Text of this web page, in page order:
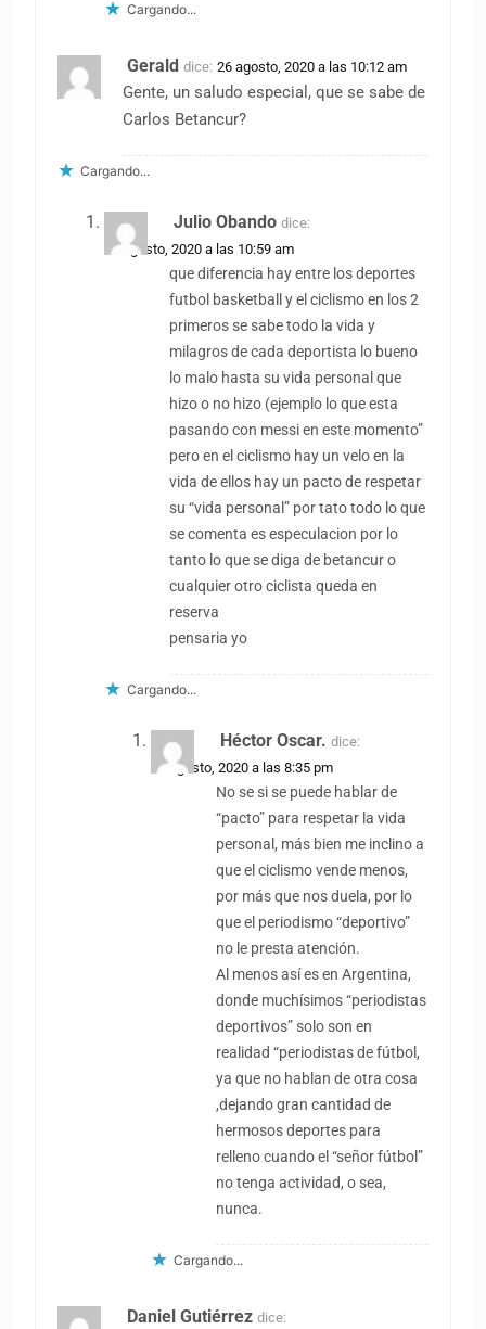
Cargando...
Gerald dice: 26 agosto, 2020 a las 10:12 am
Gente, un saludo especial, que se sabe de
Carlos Betancur?
Cargando...
Julio Obando dice:
26 agosto, 2020 a las 10:59 am
que diferencia hay entre los deportes
futbol basketball y el ciclismo en los 2
primeros se sabe todo la vida y
milagros de cada deportista lo bueno
lo malo hasta su vida personal que
hizo o no hizo (ejemplo lo que esta
pasando con messi en este momento”
pero en el ciclismo hay un velo en la
vida de ellos hay un pacto de respetar
su “vida personal” por tato todo lo que
se comenta es especulacion por lo
tanto lo que se diga de betancur o
cualquier otro ciclista queda en
reserva
pensaria yo
Cargando...
Héctor Oscar. dice:
26 agosto, 2020 a las 8:35 pm
No se si se puede hablar de
“pacto” para respetar la vida
personal, más bien me inclino a
que el ciclismo vende menos,
por más que nos duela, por lo
que el periodismo “deportivo”
no le presta atención.
Al menos así es en Argentina,
donde muchísimos “periodistas
deportivos” solo son en
realidad “periodistas de fútbol,
ya que no hablan de otra cosa
,dejando gran cantidad de
hermosos deportes para
relleno cuando el “señor fútbol”
no tenga actividad, o sea,
nunca.
Cargando...
Daniel Gutiérrez dice: